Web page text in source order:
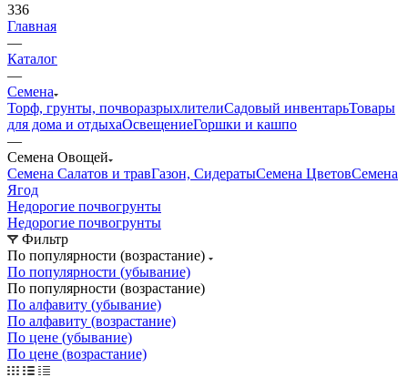
336
Главная
—
Каталог
—
Семена
Торф, грунты, почворазрыхлителиСадовый инвентарьТовары
для дома и отдыхаОсвещениеГоршки и кашпо
—
Семена Овощей
Семена Салатов и травГазон, СидератыСемена ЦветовСемена
Ягод
Недорогие почвогрунты
Недорогие почвогрунты
Фильтр
По популярности (возрастание)
По популярности (убывание)
По популярности (возрастание)
По алфавиту (убывание)
По алфавиту (возрастание)
По цене (убывание)
По цене (возрастание)